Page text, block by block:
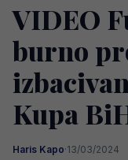
VIDEO
burno
Kupa
Haris Kapo·13/03/2024